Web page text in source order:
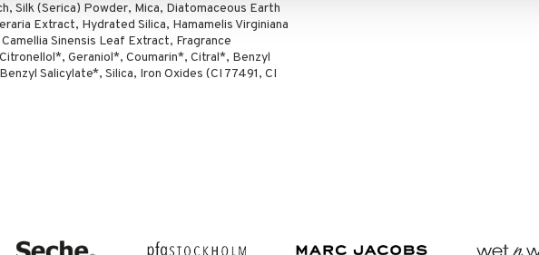
Silk (Serica) Powder, Mica, Diatomaceous Earth
Extract, Hydrated Silica, Hamamelis Virginiana
Sinensis Leaf Extract, Fragrance
Geraniol*, Coumarin*, Citral*, Benzyl
Salicylate*, Silica, Iron Oxides (CI 77491, CI